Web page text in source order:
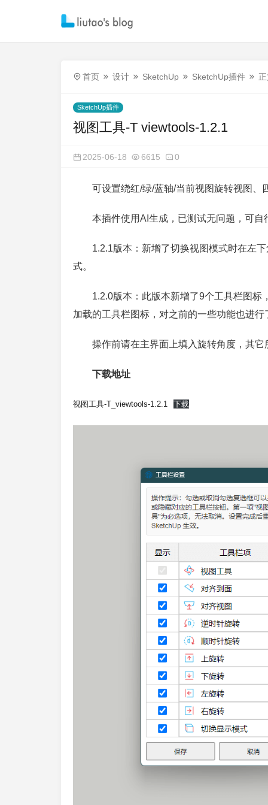
首页 设计 SketchUp SketchUp插件
SketchUp插件
视图工具-T viewtools-1.2.1
2025-06-18 6615 0
可设置绕红/绿/蓝轴/当前视图旋转视图
本插件使用AI生成，已测试无问题，可自
1.2.1版本：新增了切换视图模式时在左
式。
1.2.0版本：此版本新增了9个工具栏图
加载的工具栏图标，对之前的一些功能也进行
操作前请在主界面上填入旋转角度，其
下载地址
视图工具-T_viewtools-1.2.1 下载